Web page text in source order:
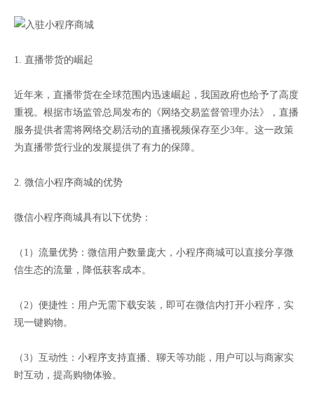
1. 直播带货的崛起
近年来，直播带货在全球范围内迅速崛起，我国政府也给予了高度
重视。根据市场监管总局发布的《网络交易监督管理办法》，直播
服务提供者需将网络交易活动的直播视频保存至少3年。这一政策
为直播带货行业的发展提供了有力的保障。
2. 微信小程序商城的优势
微信小程序商城具有以下优势：
（1）流量优势：微信用户数量庞大，小程序商城可以直接分享微
信生态的流量，降低获客成本。
（2）便捷性：用户无需下载安装，即可在微信内打开小程序，实
现一键购物。
（3）互动性：小程序支持直播、聊天等功能，用户可以与商家实
时互动，提高购物体验。